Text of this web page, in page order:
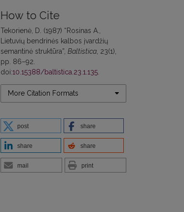
How to Cite
Tekorienė, D. (1987) “Rosinas A.,
Lietuvių bendrinės kalbos įvardžių
semantinė struktūra”, Baltistica , 23(1),
pp. 86–92.
doi:10.15388/baltistica.23.1.135
More Citation Formats
post share
share share
mail print